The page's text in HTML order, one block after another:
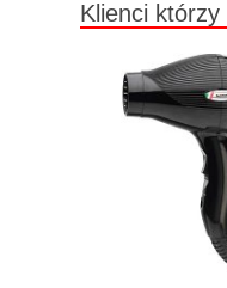
Klienci